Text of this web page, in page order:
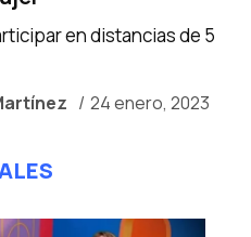
24 enero, 2023
en distancias de 5